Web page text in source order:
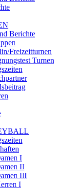
Berichte
Freizeitturnen
Turnen
I
II
III
I